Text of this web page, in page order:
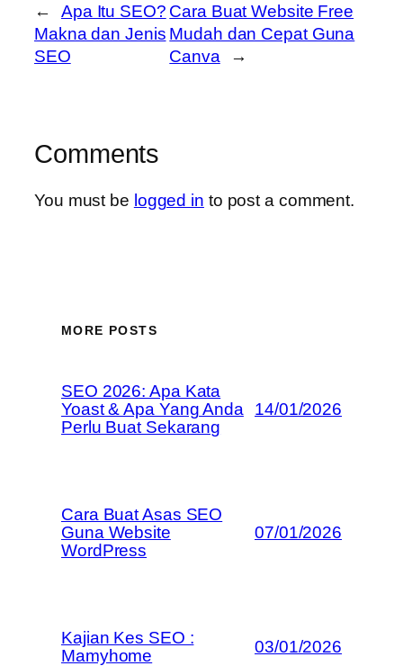
←
Apa Itu SEO?
Makna dan Jenis
SEO
Cara Buat Website Free
Mudah dan Cepat Guna
Canva
→
Comments
You must be logged in to post a comment.
MORE POSTS
SEO 2026: Apa Kata
Yoast & Apa Yang Anda
Perlu Buat Sekarang
14/01/2026
Cara Buat Asas SEO
Guna Website
WordPress
07/01/2026
Kajian Kes SEO :
Mamyhome
03/01/2026